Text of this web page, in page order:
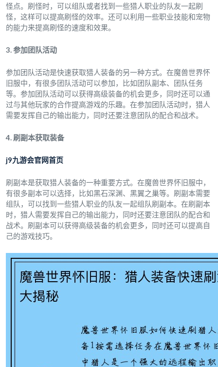
怪点。刷怪时，可以组队或者找到一些猎人职业的队友一起刷
怪，这样可以提高刷怪的效率。还可以利用一些职业技能和宠物
的能力来提高刷怪的速度和效果。
3. 参加团队活动
参加团队活动是快速获取猎人装备的另一种方式。在魔兽世界怀
旧服中，有很多团队活动可以参加，比如团队副本、团队任务
等。参加团队活动可以获得高级装备的机会更多，同时还可以通
过与其他玩家的合作提高游戏的乐趣。在参加团队活动时，猎人
需要发挥自己的输出能力，同时还要注意团队的配合和战术。
4. 刷副本获取装备
j9九游会官网首页
刷副本是获取猎人装备的一种重要方式。在魔兽世界怀旧服中，
有很多副本可以选择，比如黑石深渊、黑翼之巢等。刷副本需要
组队，可以找到一些猎人职业的队友一起组队刷副本。在刷副本
时，猎人需要发挥自己的输出能力，同时还要注意团队的配合和
战术。刷副本可以获得高级装备的机会更多，同时还可以提高自
己的游戏技巧。